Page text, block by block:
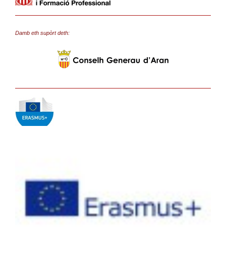
Damb eth supòrt deth: